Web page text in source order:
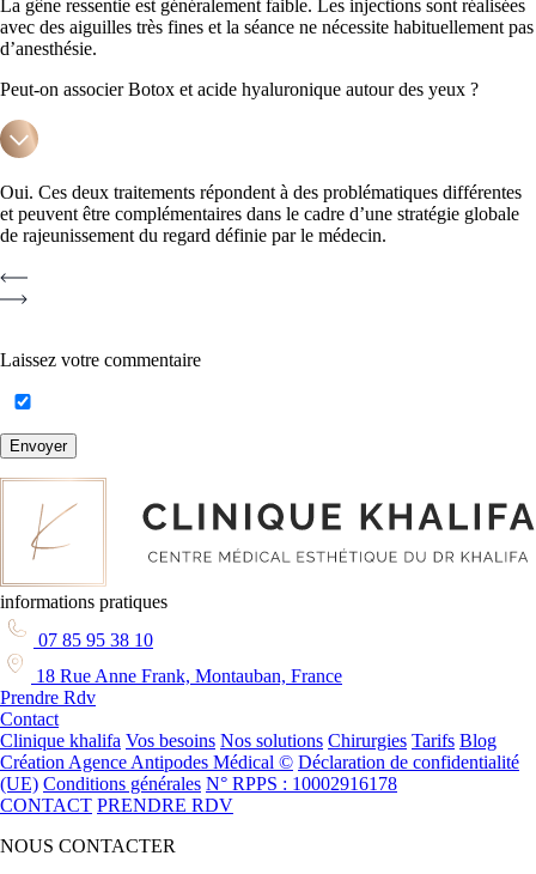
La gêne ressentie est généralement faible. Les injections sont réalisées
avec des aiguilles très fines et la séance ne nécessite habituellement pas
d’anesthésie.
Peut-on associer Botox et acide hyaluronique autour des yeux ?
Oui. Ces deux traitements répondent à des problématiques différentes
et peuvent être complémentaires dans le cadre d’une stratégie globale
de rajeunissement du regard définie par le médecin.
Laissez votre commentaire
Envoyer
informations pratiques
07 85 95 38 10
18 Rue Anne Frank, Montauban, France
Prendre Rdv
Contact
Clinique khalifa Vos besoins Nos solutions Chirurgies Tarifs Blog
Création Agence Antipodes Médical © Déclaration de confidentialité
(UE) Conditions générales N° RPPS : 10002916178
CONTACT PRENDRE RDV
NOUS CONTACTER